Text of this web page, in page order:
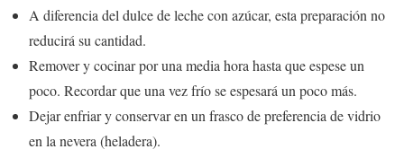
A diferencia del dulce de leche con azúcar, esta preparación no
reducirá su cantidad.
Remover y cocinar por una media hora hasta que espese un
poco. Recordar que una vez frío se espesará un poco más.
Dejar enfriar y conservar en un frasco de preferencia de vidrio
en la nevera (heladera).